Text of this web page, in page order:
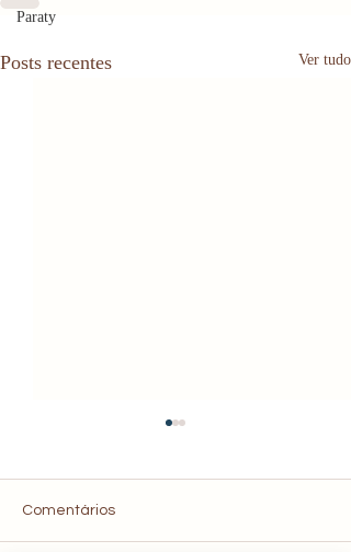
Paraty
Posts recentes Ver tudo
Comentários